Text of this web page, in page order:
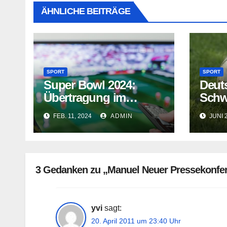
ÄHNLICHE BEITRÄGE
SPORT
Super Bowl 2024:
Übertragung im
deutschen TV
FEB. 11, 2024 ADMIN
SPORT
JUNI
3 Gedanken zu „Manuel Neuer
yvi sagt:
20. April 2011 um 23:40 Uhr